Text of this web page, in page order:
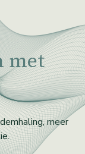
met
meer